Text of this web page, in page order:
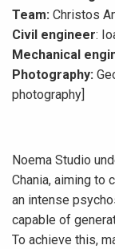
Team: Christos
Civil engineer:
Mechanical
Photography:
photography]
Noema Studio
Chania, aiming to
an intense
capable of
To achieve this,